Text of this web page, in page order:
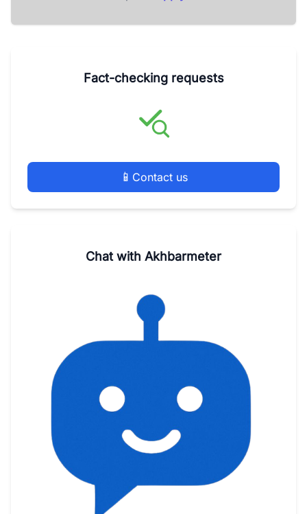
Fact-checking requests
📱 Contact us
Chat with Akhbarmeter